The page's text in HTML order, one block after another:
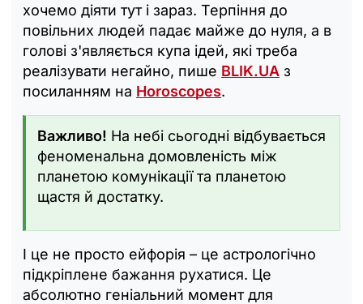
хочемо діяти тут і зараз. Терпіння до
повільних людей падає майже до нуля, а в
голові з'являється купа ідей, які треба
реалізувати негайно, пише BLIK.UA з
посиланням на Horoscopes.
Важливо! На небі сьогодні відбувається
феноменальна домовленість між
планетою комунікації та планетою
щастя й достатку.
І це не просто ейфорія – це астрологічно
підкріплене бажання рухатися. Це
абсолютно геніальний момент для